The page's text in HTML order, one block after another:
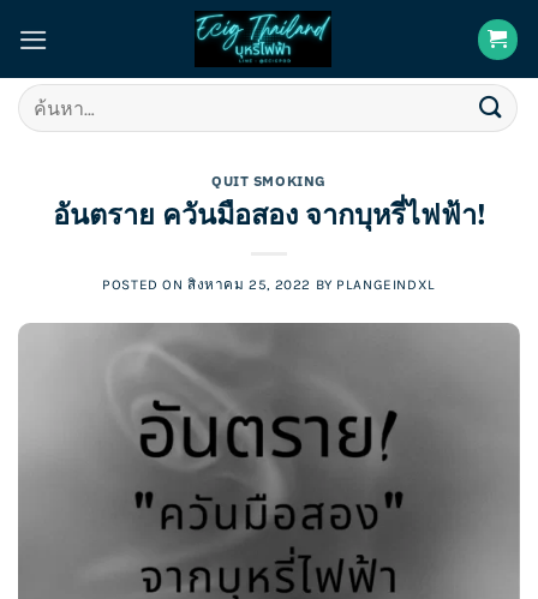
content
ค้นหา:
QUIT SMOKING
อันตราย ควันมือสอง จากบุหรี่ไฟฟ้า!
POSTED ONสิงหาคม 25, 2022 BY PLANGEINDXL